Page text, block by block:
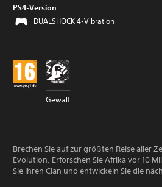
PS4-Version
DUALSHOCK 4-Vibration
Gewalt
Brechen Sie auf zur größten Reise aller
Evolution. Erforschen Sie Afrika vor 10
Sie Ihren Clan und entwickeln Sie die